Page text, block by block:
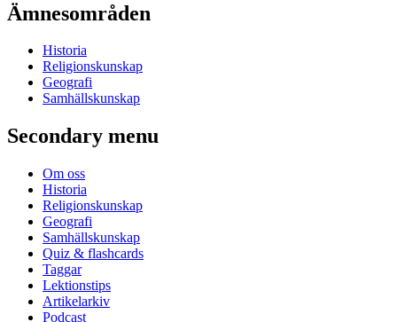
Ämnesområden
Historia
Religionskunskap
Geografi
Samhällskunskap
Secondary menu
Om oss
Historia
Religionskunskap
Geografi
Samhällskunskap
Quiz & flashcards
Taggar
Lektionstips
Artikelarkiv
Podcast